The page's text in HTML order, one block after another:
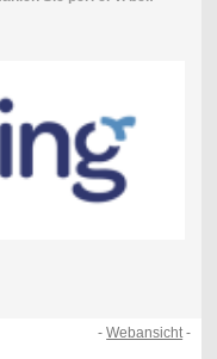
-Webansicht -